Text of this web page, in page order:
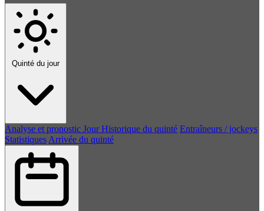
Quinté du jour
Analyse et pronostic Jour Historique du quinté Entraîneurs / jockeys
Statistiques Arrivée du quinté